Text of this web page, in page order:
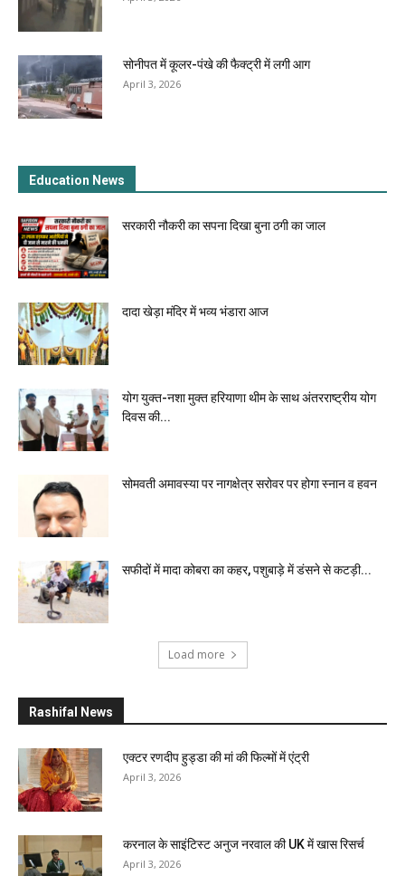
सोनीपत में कूलर-पंखे की फैक्ट्री में लगी आग
April 3, 2026
Education News
सरकारी नौकरी का सपना दिखा बुना ठगी का जाल
दादा खेड़ा मंदिर में भव्य भंडारा आज
योग युक्त-नशा मुक्त हरियाणा थीम के साथ अंतरराष्ट्रीय योग
दिवस की...
सोमवती अमावस्या पर नागक्षेत्र सरोवर पर होगा स्नान व हवन
सफीदों में मादा कोबरा का कहर, पशुबाड़े में डंसने से कटड़ी...
Load more
Rashifal News
एक्टर रणदीप हुड्डा की मां की फिल्मों में एंट्री
April 3, 2026
करनाल के साइंटिस्ट अनुज नरवाल की UK में खास रिसर्च
April 3, 2026